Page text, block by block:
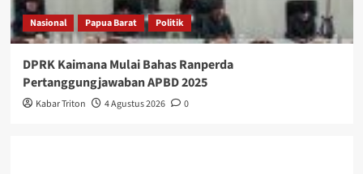
Nasional Papua Barat Politik
DPRK Kaimana Mulai Bahas Ranperda
Pertanggungjawaban APBD 2025
Kabar Triton 4 Agustus 2026 0